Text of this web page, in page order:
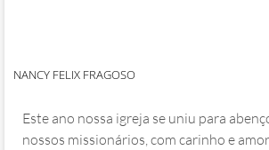
NANCY FELIX FRAGOSO
Este ano nossa igreja se uniu para
nossos missionários, com carinho e